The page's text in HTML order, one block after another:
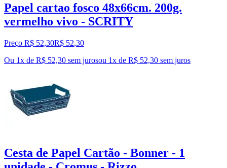
Papel cartao fosco 48x66cm. 200g.
vermelho vivo - SCRITY
Preço R$ 52,30R$ 52,30
Ou 1x de R$ 52,30 sem jurosou 1x de R$ 52,30 sem juros
Cesta de Papel Cartão - Bonner - 1